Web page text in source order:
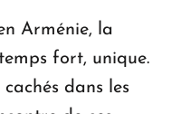
Arménie, la
fort, unique.
dans les